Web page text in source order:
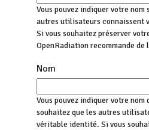
Vous pouvez indiquer votre nom
autres utilisateurs connaissent
Si vous souhaitez préserver
OpenRadiation recommande de
Nom
Vous pouvez indiquer votre nom
souhaitez que les autres
véritable identité. Si vous